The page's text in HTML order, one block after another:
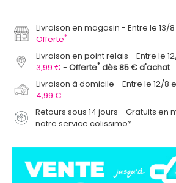
Livraison en magasin
Entre le 13/
Offerte*
Livraison en point relais
Entre le
3,99 €
Offerte* dès 85 € d'achat
Livraison à domicile
Entre le 12/8
4,99 €
Retours sous 14 jours - Gratuits en
notre service colissimo*